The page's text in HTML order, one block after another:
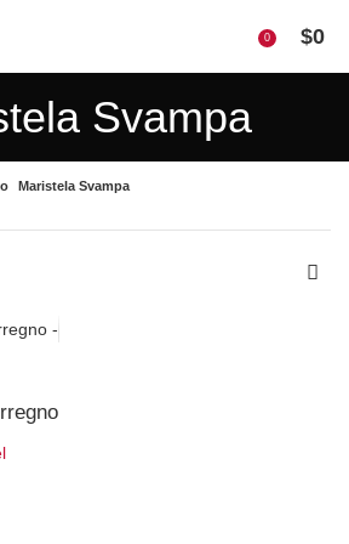
0 $0
Svampa
Maristela Svampa